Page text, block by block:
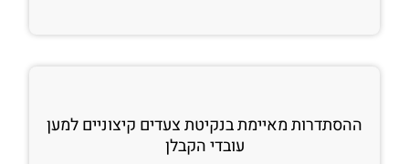
ההסתדרות מאיימת בנקיטת צעדים קיצוניים למען
עובדי הקבלן